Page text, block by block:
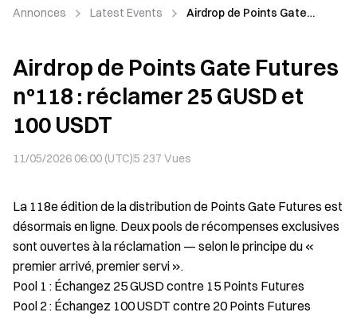
Annonces Latest Events
Airdrop de Points Gate
Airdrop de Points Gate Futures
n°118 : réclamer 25 GUSD et
100 USDT
11/05/2026 06:00 (UTC)5 237 Vues
La 118e édition de la distribution de Points Gate Futures est
désormais en ligne. Deux pools de récompenses exclusives
sont ouvertes à la réclamation — selon le principe du «
premier arrivé, premier servi ».
Pool 1 : Échangez 25 GUSD contre 15 Points Futures
Pool 2 : Échangez 100 USDT contre 20 Points Futures